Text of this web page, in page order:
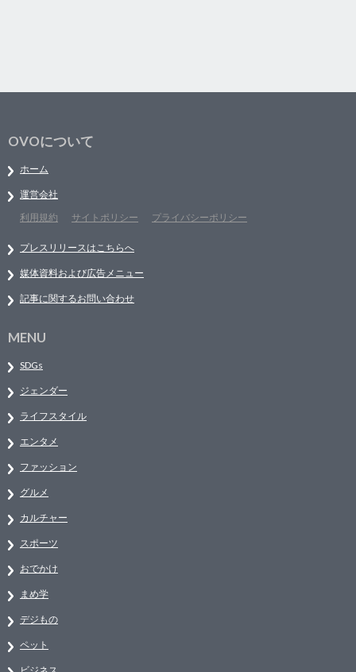
OVOについて
ホーム
運営会社
利用規約
サイトポリシー プライバシーポリシー
プレスリリースはこちらへ
媒体資料および広告メニュー
記事に関するお問い合わせ
MENU
SDGs
ジェンダー
ライフスタイル
エンタメ
ファッション
グルメ
カルチャー
スポーツ
おでかけ
まめ学
デジもの
ペット